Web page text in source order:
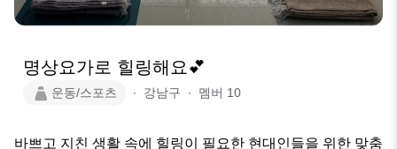
명상요가로 힐링해요💕
운동/스포츠 ∙ 강남구 ∙ 멤버 10
바쁘고 지친 생활 속에 힐링이 필요한 현대인들을 위한 맞춤